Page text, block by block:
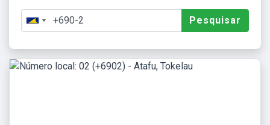
Pesquisar